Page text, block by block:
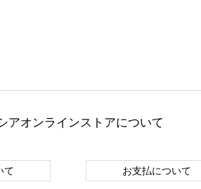
アオンラインストアについて
て お支払について